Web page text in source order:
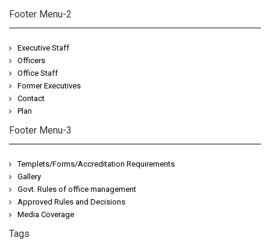
Footer Menu-2
Executive Staff
Officers
Office Staff
Former Executives
Contact
Plan
Footer Menu-3
Templets/Forms/Accreditation Requirements
Gallery
Govt. Rules of office management
Approved Rules and Decisions
Media Coverage
Tags